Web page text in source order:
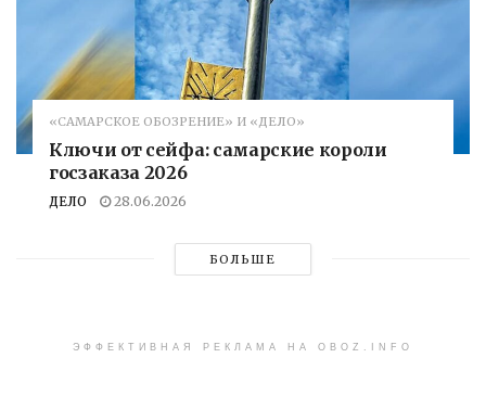
«САМАРСКОЕ ОБОЗРЕНИЕ» И «ДЕЛО»
Ключи от сейфа: самарские короли
госзаказа 2026
ДЕЛО 28.06.2026
БОЛЬШЕ
ЭФФЕКТИВНАЯ РЕКЛАМА НА OBOZ.INFO